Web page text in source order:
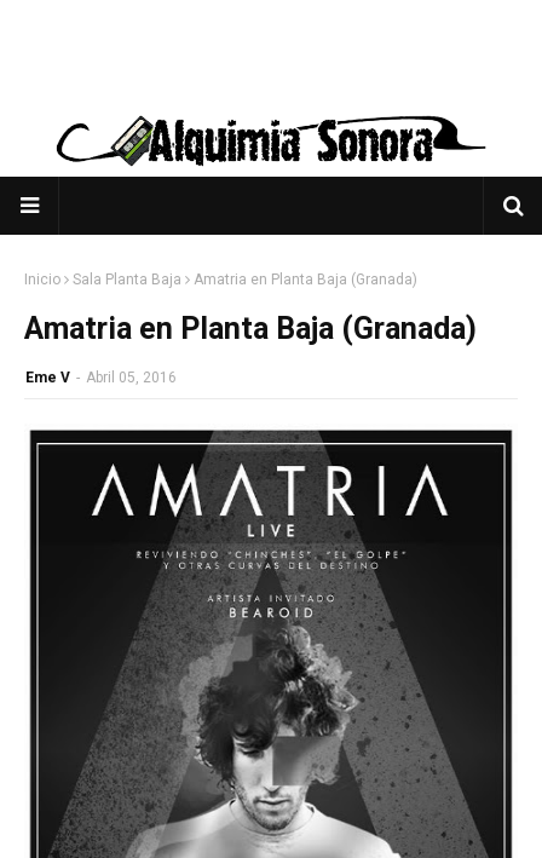
Inicio Sala Planta Baja Amatria en Planta Baja (Granada)
Amatria en Planta Baja (Granada)
Eme V - Abril 05, 2016